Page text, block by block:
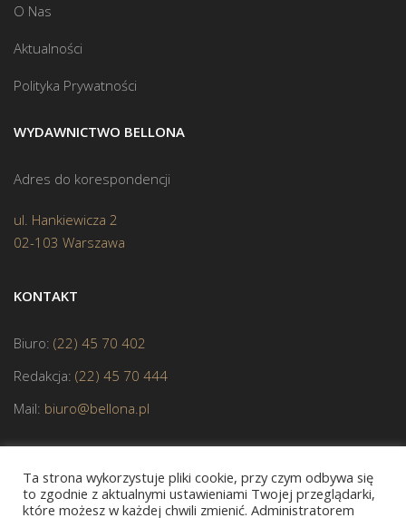
O Nas
Aktualności
Polityka Prywatności
WYDAWNICTWO BELLONA
Adres do korespondencji
ul. Hankiewicza 2
02-103 Warszawa
KONTAKT
Biuro: (22) 45 70 402
Redakcja: (22) 45 70 444
Mail: biuro@bellona.pl
Ta strona wykorzystuje pliki cookie, przy czym odbywa się
to zgodnie z aktualnymi ustawieniami Twojej przeglądarki,
które możesz w każdej chwili zmienić. Administratorem